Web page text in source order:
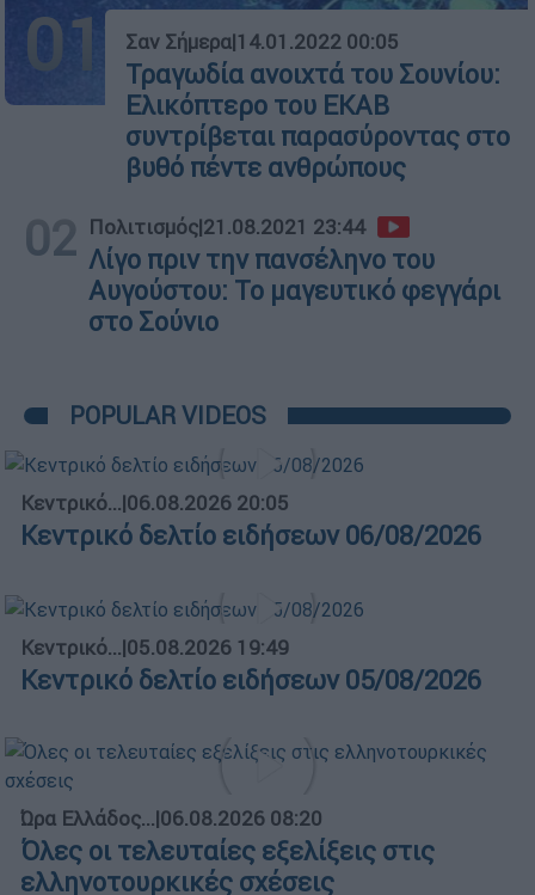
01 Σαν Σήμερα|14.01.2022 00:05
Τραγωδία ανοιχτά του Σουνίου:
Ελικόπτερο του ΕΚΑΒ
συντρίβεται παρασύροντας στο
βυθό πέντε ανθρώπους
02 Πολιτισμός|21.08.2021 23:44
Λίγο πριν την πανσέληνο του
Αυγούστου: Το μαγευτικό φεγγάρι
στο Σούνιο
POPULAR VIDEOS
Κεντρικό...|06.08.2026 20:05
Κεντρικό δελτίο ειδήσεων 06/08/2026
Κεντρικό...|05.08.2026 19:49
Κεντρικό δελτίο ειδήσεων 05/08/2026
Ώρα Ελλάδος...|06.08.2026 08:20
Όλες οι τελευταίες εξελίξεις στις
ελληνοτουρκικές σχέσεις